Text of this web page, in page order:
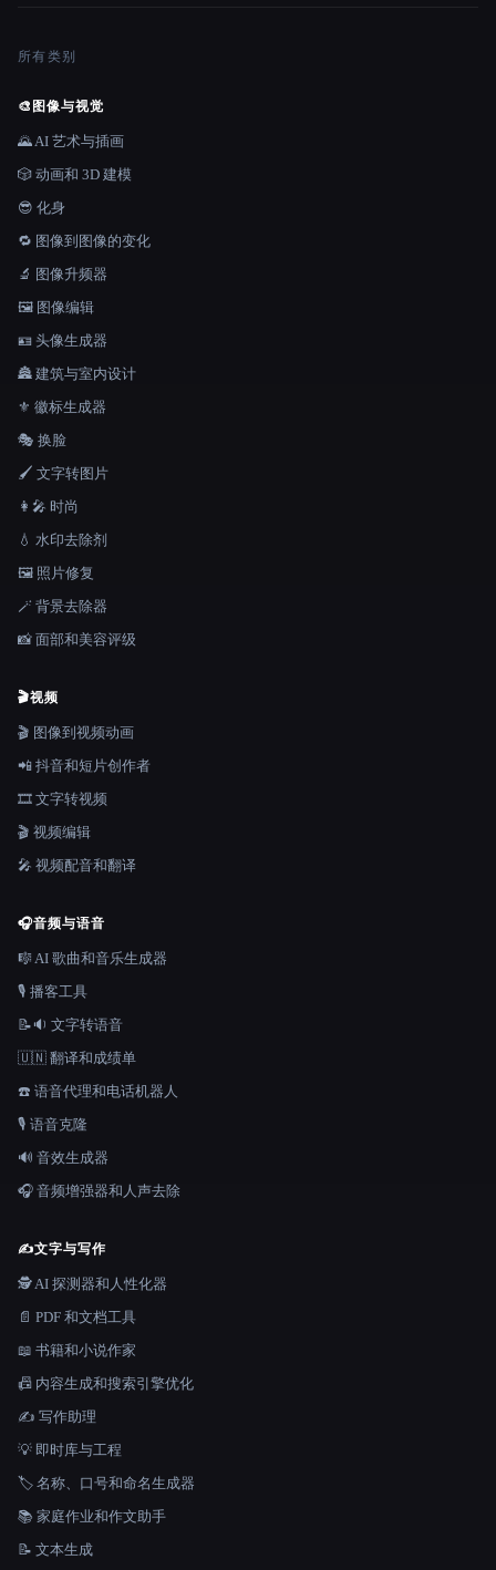
所有类别
🎨 图像与视觉
🌄 AI 艺术与插画
🎲 动画和 3D 建模
😎 化身
🔁 图像到图像的变化
🔬 图像升频器
🖼️ 图像编辑
🪪 头像生成器
🏯 建筑与室内设计
⚜️ 徽标生成器
🎭 换脸
🖌️ 文字转图片
👩‍🎤 时尚
💧 水印去除剂
🖼️ 照片修复
🪄 背景去除器
📸 面部和美容评级
🎬视频
🎬 图像到视频动画
📲 抖音和短片创作者
🎞️ 文字转视频
🎬 视频编辑
🎤 视频配音和翻译
🎧音频与语音
🎼 AI 歌曲和音乐生成器
🎙️ 播客工具
📝🔉 文字转语音
🇺🇳 翻译和成绩单
☎️ 语音代理和电话机器人
🎙️ 语音克隆
🔊 音效生成器
🎧 音频增强器和人声去除
✍️文字与写作
🕵️ AI 探测器和人性化器
📄 PDF 和文档工具
📖 书籍和小说作家
📠 内容生成和搜索引擎优化
✍️ 写作助理
💡 即时库与工程
🏷️ 名称、口号和命名生成器
📚 家庭作业和作文助手
📝 文本生成